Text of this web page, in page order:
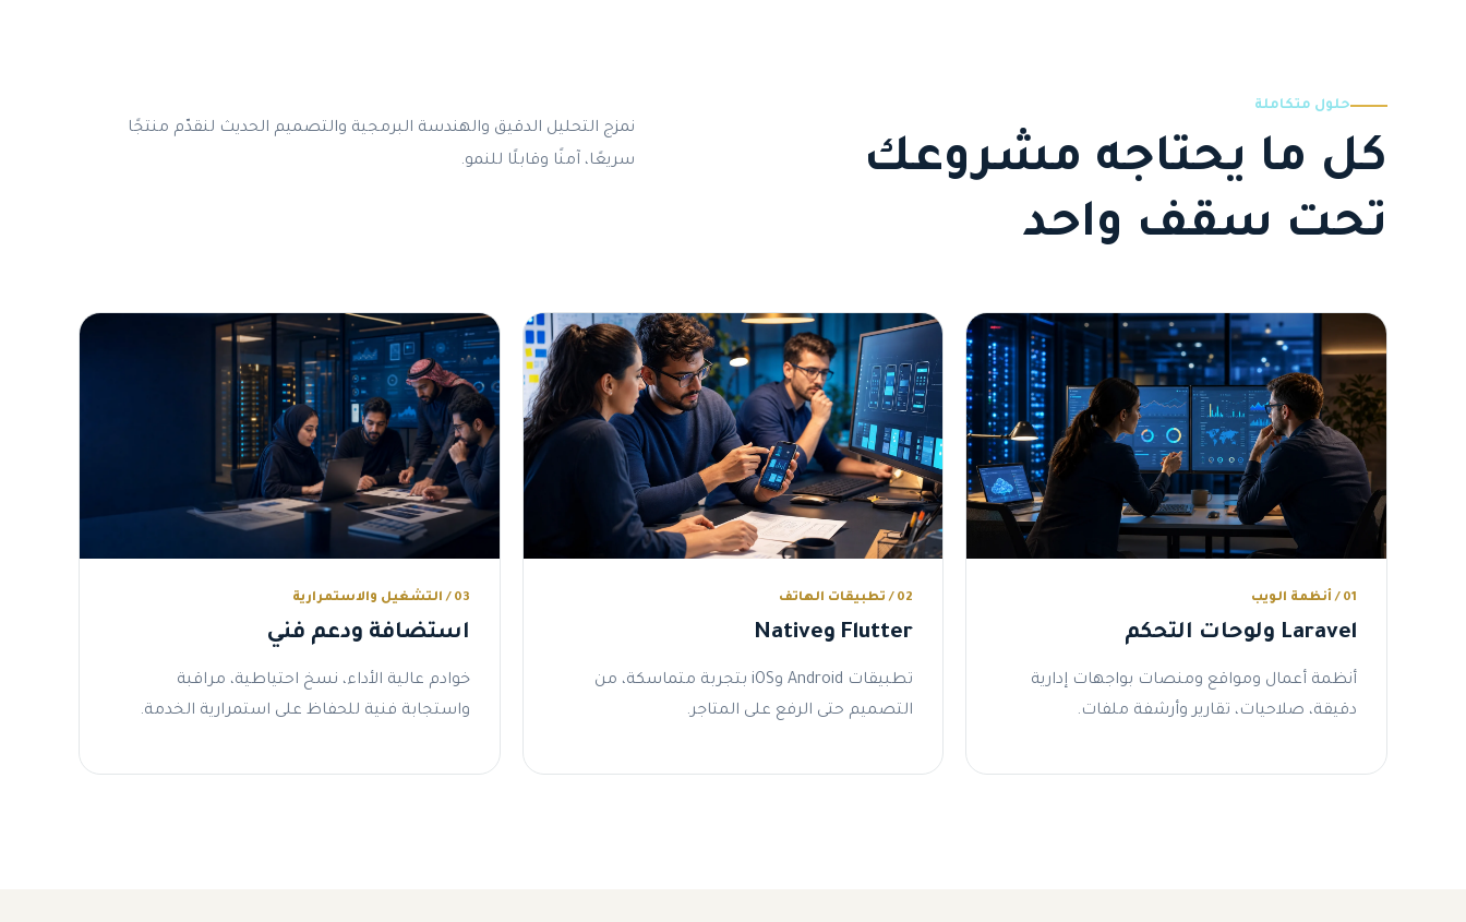
حلول متكاملة
كل ما يحتاجه مشروعك
تحت سقف واحد
نمزج التحليل الدقيق والهندسة البرمجية والتصميم الحديث لنقدّم منتجًا
سريعًا، آمنًا وقابلًا للنمو.
01 / أنظمة الويب
Laravel ولوحات التحكم
أنظمة أعمال ومواقع ومنصات بواجهات إدارية
دقيقة، صلاحيات، تقارير وأرشفة ملفات.
02 / تطبيقات الهاتف
Flutter وNative
تطبيقات Android وiOS بتجربة متماسكة، من
التصميم حتى الرفع على المتاجر.
03 / التشغيل والاستمرارية
استضافة ودعم فني
خوادم عالية الأداء، نسخ احتياطية، مراقبة
واستجابة فنية للحفاظ على استمرارية الخدمة.